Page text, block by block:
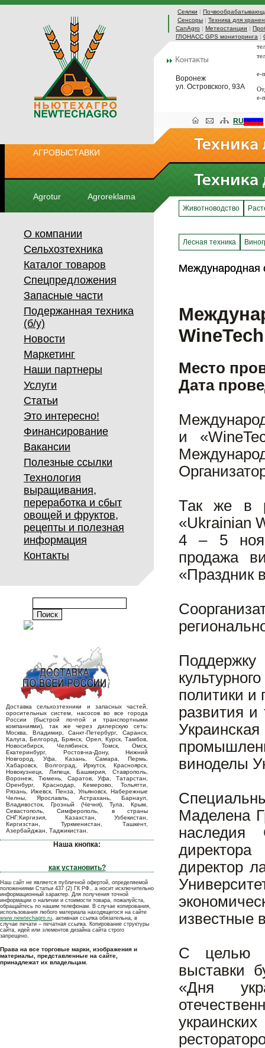
Сеялки |
Сенсоры | Техника для
CanAgro | Метеостанции |
ГЛОНАСС GPS мониторинга |
Воронеж
ул. Островского, 93А
e-
e-
АГРОВЫСТАВКИ
Agrotur Agroreklama
RU
О компании
Сельхозтехника
Каталог товаров
Спецпредложения
Запасные части
Подержанная техника
(б/у)
Новости
Маркетинг
Наши партнеры
Услуги
Статьи
Это интересно!
Финансирование
Вакансии
Полезные ссылки
Технология
выращивания,
переработка и сбыт
овощей и фруктов,
рецепты и полезная
информация
Контакты
Доставка сельхозтехники и запасных частей,
оросительных систем, насосов во все города
России (быстрой почтой и транспортными
компаниями), так же через дилерскую сеть:
Москва, Владимир, Санкт-Петербург, Саранск,
Калуга, Белгород, Брянск, Орел, Курск, Тамбов,
Новосибирск, Челябинск, Томск, Омск,
Екатеринбург, Ростов-на-Дону, Нижний
Новгород, Уфа, Казань, Самара, Пермь,
Хабаровск, Волгоград, Иркутск, Красноярск,
Новокузнецк, Липецк, Башкирия, Ставрополь,
Воронеж, Тюмень, Саратов, Уфа, Татарстан,
Оренбург, Краснодар, Кемерово, Тольятти,
Рязань, Ижевск, Пенза, Ульяновск, Набережные
Челны, Ярославль, Астрахань, Барнаул,
Владивосток, Грозный (Чечня), Тула, Крым,
Севастополь, Симферополь, в страны
СНГ:Киргизия, Казахстан, Узбекистан,
Киргизстан, Туркменистан, Ташкент,
Азербайджан, Таджикистан.
Наша кнопка:
как установить?
Наш сайт не является публичной офертой, определяемой
положениями Статьи 437 (2) ГК РФ., а носит исключительно
информационный характер. Для получения точной
информации о наличии и стоимости товара, пожалуйста,
обращайтесь по нашим телефонам. В случае копирования,
использования любого материала находящегося на сайте
www.newtechagro.ru, активная ссылка обязательна, в
случае печати – печатная ссылка. Копирование структуры
сайта, идей или элементов дизайна сайта строго
запрещено.
Права на все торговые марки, изображения и
материалы, представленные на сайте,
принадлежат их владельцам.
Животноводство
Лесная техника
Международная
Международная
Место
Дата
и
Так же в
«Ukrainian
4 – 5
продажа
«Праздник
политики и
развития
виноделы
Маделена
наследия
директор
известные
С целью
выставки
«Дня